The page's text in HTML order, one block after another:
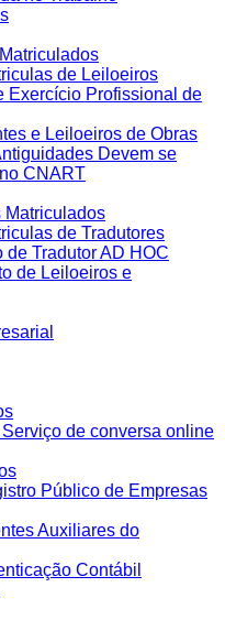
de Leiloeiros
Exercício Profissional de
e Leiloeiros de Obras
Devem se
CNART
Matriculados
de Tradutores
de Tradutor AD HOC
de Leiloeiros e
de conversa online
Público de Empresas
Auxiliares do
Contábil